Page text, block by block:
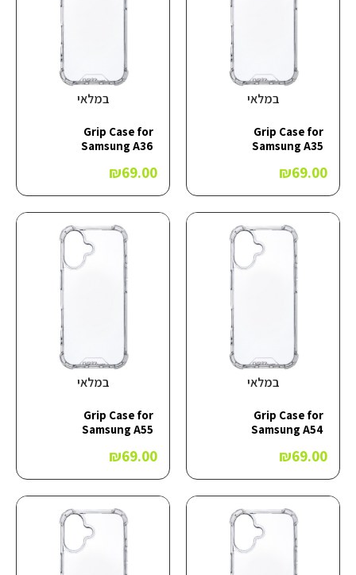
במלאי
Grip Case for
Samsung A35
₪69.00
במלאי
Grip Case for
Samsung A36
₪69.00
במלאי
Grip Case for
Samsung A54
₪69.00
במלאי
Grip Case for
Samsung A55
₪69.00